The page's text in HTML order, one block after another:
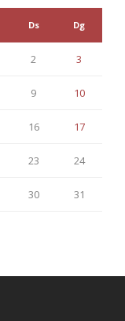
Ds Dg
2 3
9 10
16 17
23 24
30
31